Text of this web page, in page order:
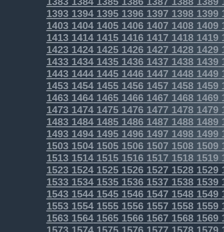
1393139413951396139713981399
14031404140514061407 14081409
14131414141514161417 14181419
1423142414251426142714281429
14331434143514361437 14381439
14431444144514461447 14481449
14531454145514561457 14581459
14631464146514661467 14681469
14731474147514761477 14781479
14831484148514861487 14881489
14931494149514961497 14981499
15031504150515061507 15081509
15131514151515161517 15181519
1523152415251526152715281529
1533153415351536153715381539
1543154415451546154715481549
1553155415551556155715581559
1563156415651566156715681569